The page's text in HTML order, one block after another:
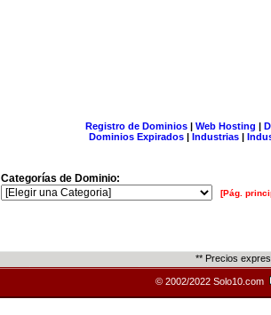
Registro de Dominios| Web Hosting |
Dominios Expirados | Industrias |
Categorías de Dominio:
[Pág.
** Precios
© 2002/2022 Solo10.com